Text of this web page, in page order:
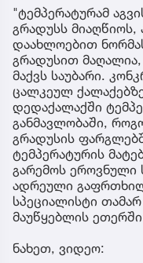
"ტემპერატურამ
გრადუსს მიაღწიოს,
დაახლოებით
გრადუსით
მაქვს საუბარი.
ცალკეულ
დედაქალაქში
განმავლობაში,
გრადუსის
ტემპერატურის
გარემოს ეროვნული
ადრეული
სპეციალისტი
მაუწყებლის
ნახეთ, ვიდეო: